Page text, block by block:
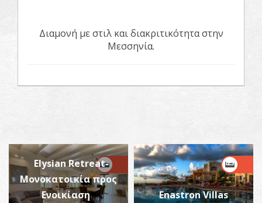
Διαμονή με στιλ και διακριτικότητα στην
Μεσσηνία.
Elysian Retreat-
Μονοκατοικία προς
Ενοικίαση
Enastron Villas